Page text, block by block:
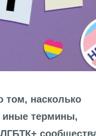
том, насколько
иные термины,